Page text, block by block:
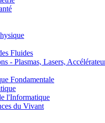
Fluides
Plasmas, Lasers,
Fondamentale
l'Informatique
du Vivant